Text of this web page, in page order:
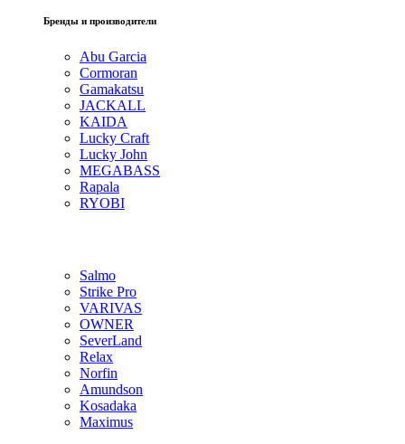
Бренды и производители
Abu Garcia
Cormoran
Gamakatsu
JACKALL
KAIDA
Lucky Craft
Lucky John
MEGABASS
Rapala
RYOBI
Salmo
Strike Pro
VARIVAS
OWNER
SeverLand
Relax
Norfin
Amundson
Kosadaka
Maximus